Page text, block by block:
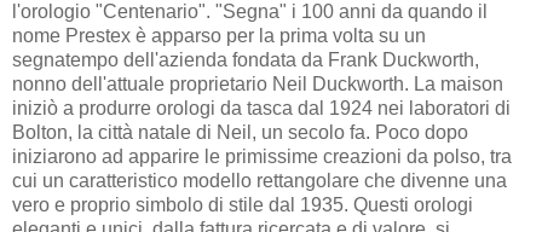
l'orologio "Centenario". "Segna" i 100 anni da quando il
nome Prestex è apparso per la prima volta su un
segnatempo dell'azienda fondata da Frank Duckworth,
nonno dell'attuale proprietario Neil Duckworth. La maison
iniziò a produrre orologi da tasca dal 1924 nei laboratori di
Bolton, la città natale di Neil, un secolo fa. Poco dopo
iniziarono ad apparire le primissime creazioni da polso, tra
cui un caratteristico modello rettangolare che divenne una
vero e proprio simbolo di stile dal 1935. Questi orologi